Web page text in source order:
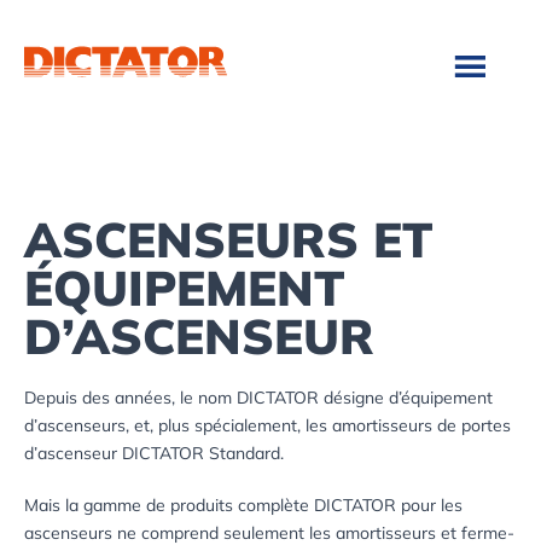
main
footer
ASCENSEURS ET
ÉQUIPEMENT
D’ASCENSEUR
Depuis des années, le nom DICTATOR désigne d’équipement
d’ascenseurs, et, plus spécialement, les amortisseurs de portes
d’ascenseur DICTATOR Standard.
Mais la gamme de produits complète DICTATOR pour les
ascenseurs ne comprend seulement les amortisseurs et ferme-